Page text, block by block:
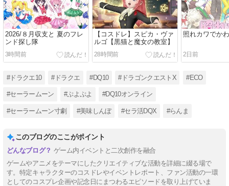
2026/８月収支と 夏のフレ
ンド探し隊
3時間前
【コスドレ】スピカ・ヴァ
ルゴ【黒猫と魔女の教室】
28時間前
照れカワでか
2日前
#ドラクエ10 #ドラクエ #DQ10 #ドラゴンクエストX #ECO
#セーラームーン #ぷよぷよ #DQ10オンライン
#セーラームーン寸劇 #美味しんぼ #セラ活DQX #らんま
このブログのここがポイント
ゲーム内イベントと二次創作を融合
ゲームやアニメをテーマにしたクリエイティブな活動を詳細に綴る場で
す。特定キャラクターのコスドレやイベントレポート、ファン活動の一環
としてのコスプレ企画や記念日にまつわるエピソードを取り上げていま